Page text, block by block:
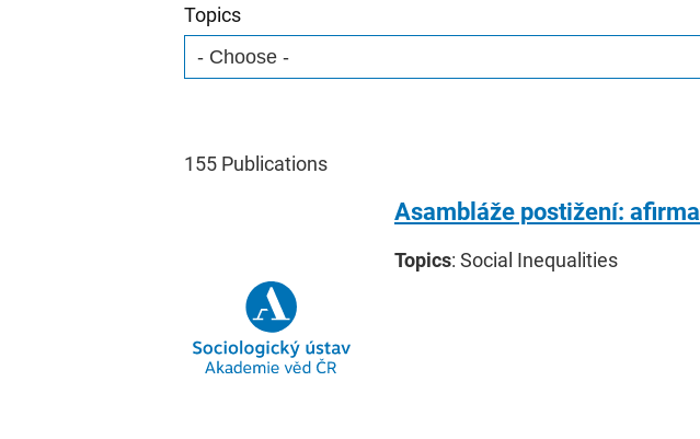
Topics
155 Publications
Asambláže postižení:
Topics: Social Inequalities